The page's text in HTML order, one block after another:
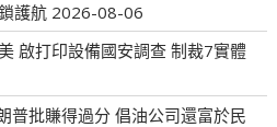
護航 2026-08-06
啟打印設備國安調查 制裁7實體
普批賺得過分 倡油公司還富於民